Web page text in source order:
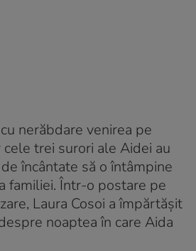
nerăbdare venirea pe
trei surori ale Aidei au
încântate să o întâmpine
familiei. Într-o postare pe
Laura Cosoi a împărtășit
noaptea în care Aida